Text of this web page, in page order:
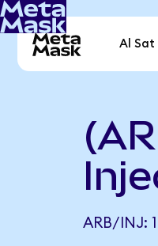
Al Sat
ARB/INJ: 1